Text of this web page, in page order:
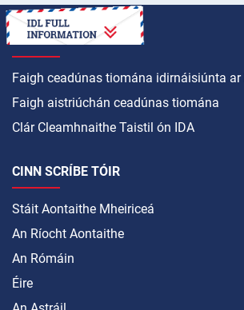
CONAS A
Faigh ceadúnas tiomána idirnáisiúnta ar
Faigh aistriúchán ceadúnas tiomána
Clár Cleamhnaithe Taistil ón IDA
CINN SCRÍBE TÓIR
Stáit Aontaithe Mheiriceá
An Ríocht Aontaithe
An Rómáin
Éire